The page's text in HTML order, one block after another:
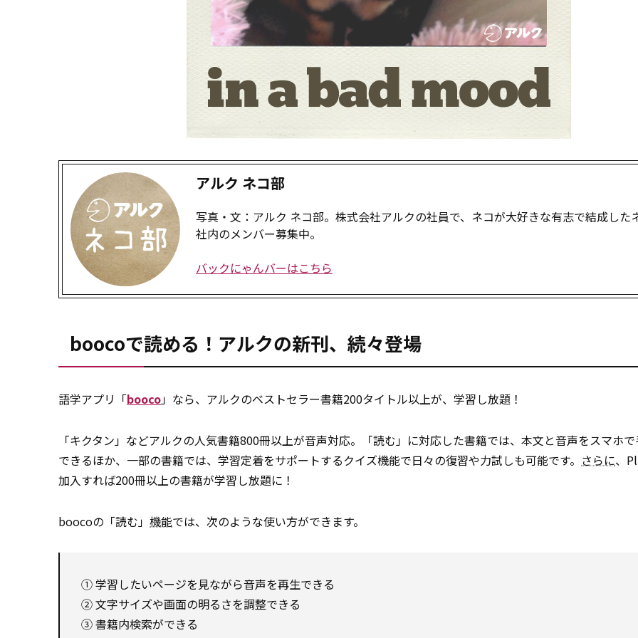
アルク ネコ部
写真・文：アルク ネコ部。株式会社アルクの社員で、ネコが大好きな有志で結成した
社内のメンバー募集中。
バックにゃんバーはこちら
boocoで読める！アルクの新刊、続々登場
語学アプリ「booco」なら、アルクのベストセラー書籍200タイトル以上が、学習し放題！
「キクタン」などアルクの人気書籍800冊以上が音声対応。「読む」に対応した書籍では、本文と音声をスマホ
できるほか、一部の書籍では、学習定着をサポートするクイズ機能で日々の復習や力試しも可能です。 さらに、
加入すれば200冊以上の書籍が学習し放題に！
boocoの「読む」 機能では、次のような使い方ができます。
① 学習したいページを見ながら音声を再生できる
② 文字サイズや画面の明るさを調整できる
③ 書籍内検索ができる